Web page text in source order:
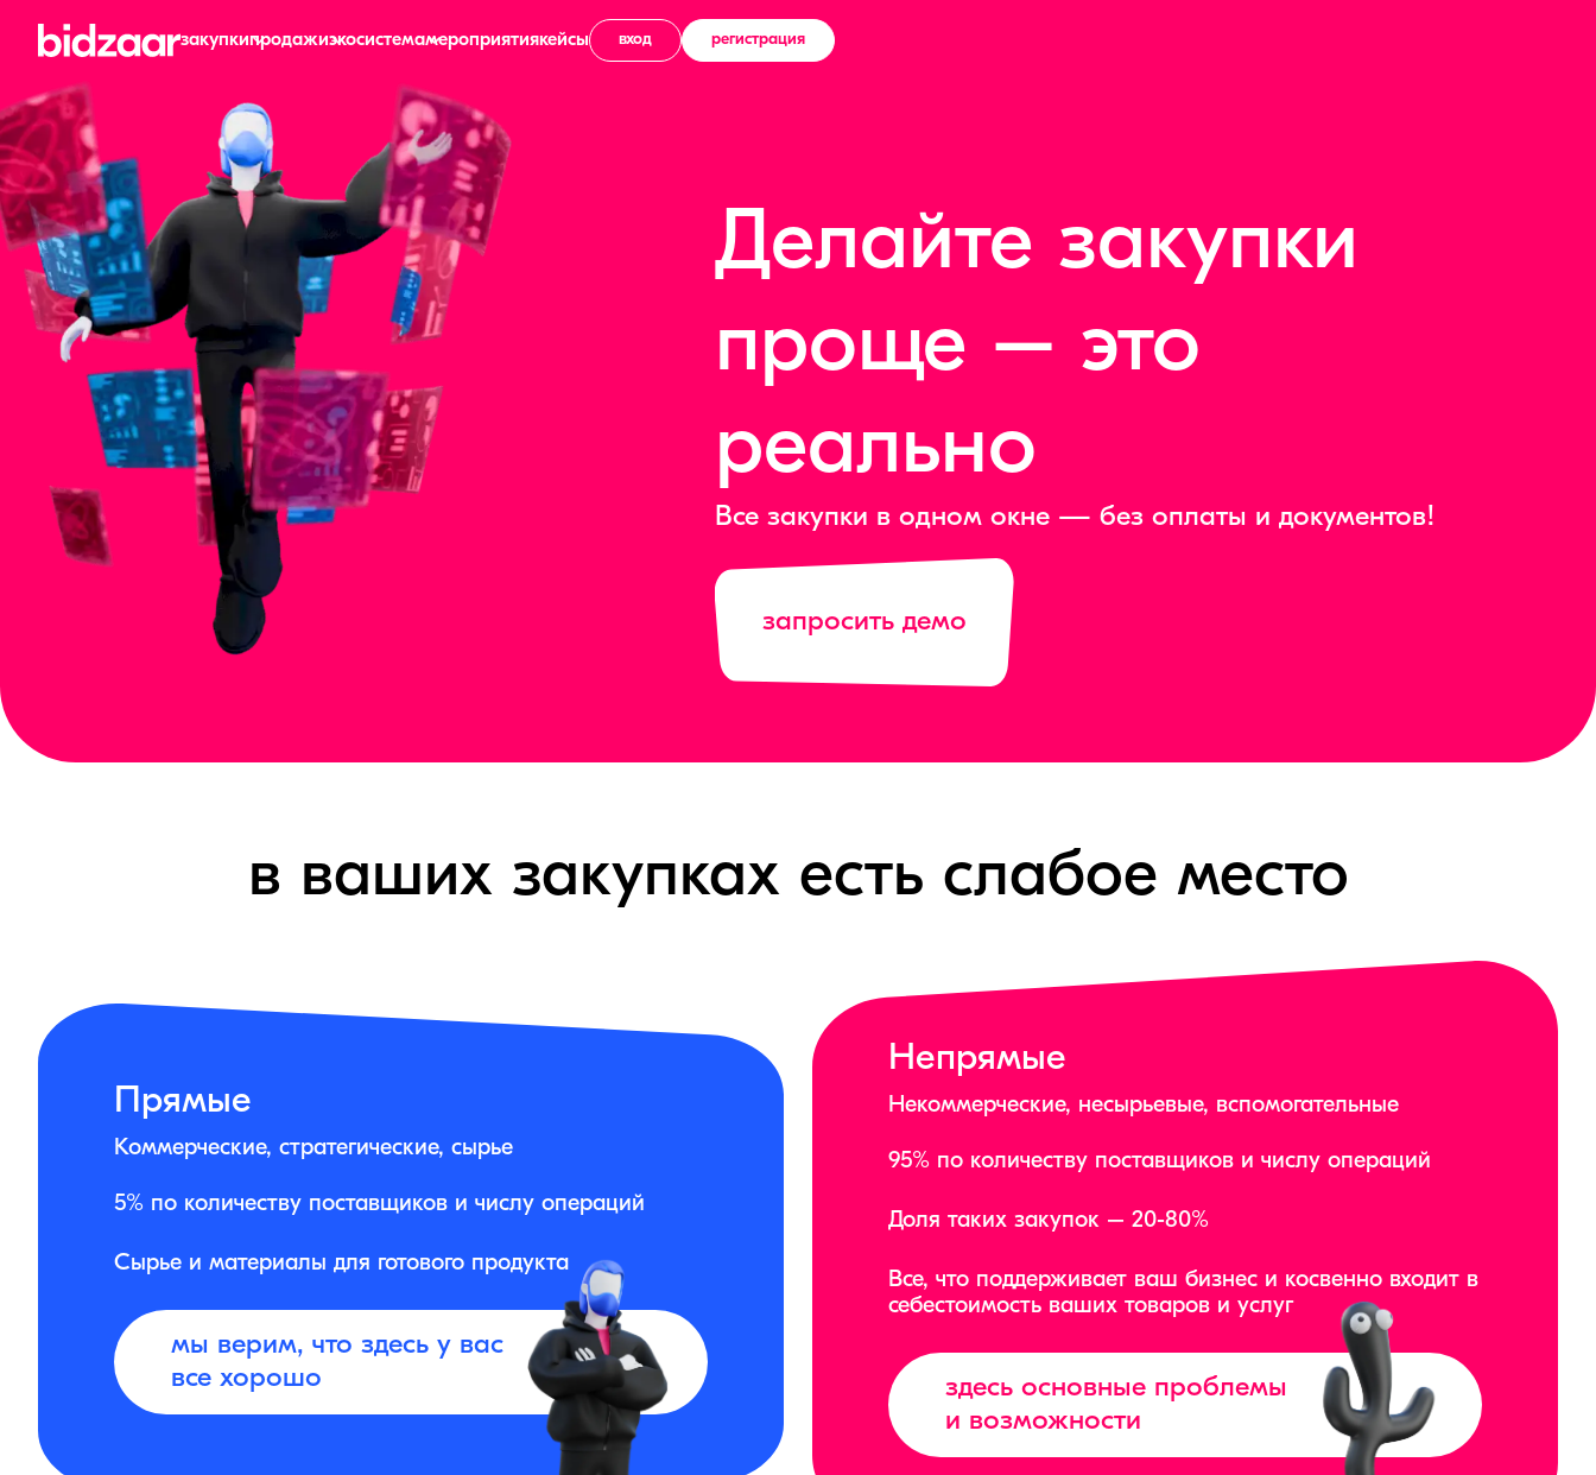
закупкипродажиэкосистемамероприятиякейсы вход регистрация
Делайте закупки
проще – это
реально
Все закупки в одном окне — без оплаты и документов!
запросить демо
в ваших закупках есть слабое место
Прямые
Коммерческие, стратегические, сырье
5% по количеству поставщиков и числу операций
Сырье и материалы для готового продукта
мы верим, что здесь у вас
все хорошо
Непрямые
Некоммерческие, несырьевые, вспомогательные
95% по количеству поставщиков и числу операций
Доля таких закупок – 20-80%
Все, что поддерживает ваш бизнес и косвенно входит в
себестоимость ваших товаров и услуг
здесь основные проблемы
и возможности